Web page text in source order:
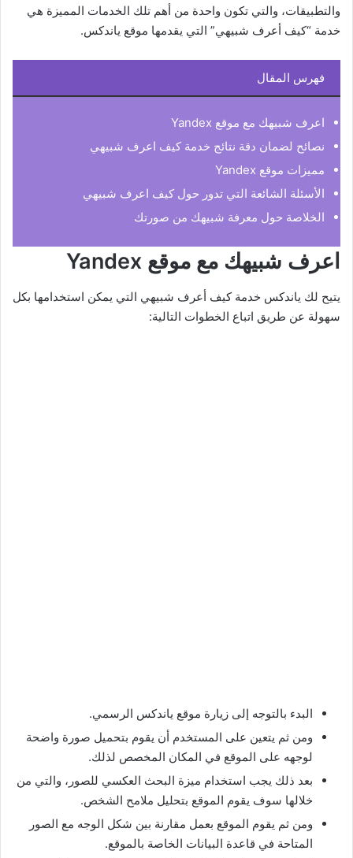
والتطبيقات، والتي تكون واحدة من أهم تلك الخدمات المميزة هي
خدمة “كيف أعرف شبيهي” التي يقدمها موقع ياندكس.
فهرس المقال
اعرف شبيهك مع موقع Yandex
نصائح لضمان دقة نتائج خدمة كيف اعرف شبيهي
مميزات موقع Yandex
الأسئلة الشائعة التي تدور حول كيف اعرف شبيهي
الخلاصة حول معرفة شبيهك من صورتك
اعرف شبيهك مع موقع Yandex
يتيح لك ياندكس خدمة كيف أعرف شبيهي التي يمكن استخدامها بكل
سهولة عن طريق اتباع الخطوات التالية:
البدء بالتوجه إلى زيارة موقع ياندكس الرسمي.
ومن ثم يتعين على المستخدم أن يقوم بتحميل صورة واضحة
لوجهه على الموقع في المكان المخصص لذلك.
بعد ذلك يجب استخدام ميزة البحث العكسي للصور، والتي من
خلالها سوف يقوم الموقع بتحليل ملامح الشخص.
ومن ثم يقوم الموقع بعمل مقارنة بين شكل الوجه مع الصور
المتاحة في قاعدة البيانات الخاصة بالموقع.